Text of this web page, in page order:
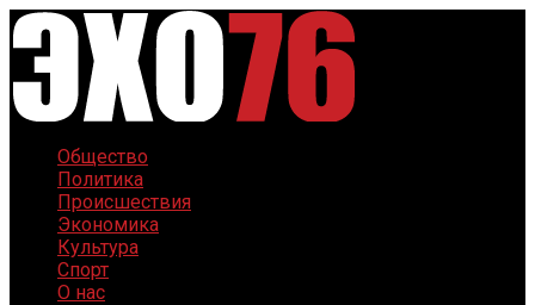
Общество
Политика
Происшествия
Экономика
Культура
Спорт
О нас